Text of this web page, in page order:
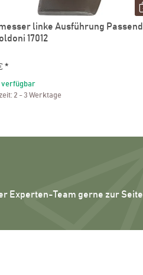
linke Ausführung Passend
17012
*
verfügbar
2 - 3 Werktage
Experten-Team gerne zur Seite